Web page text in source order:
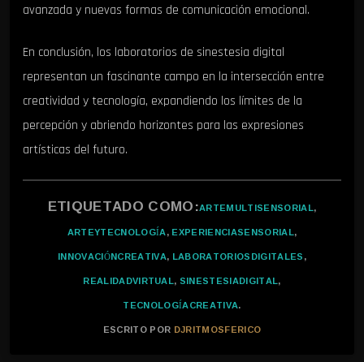
avanzada y nuevas formas de comunicación emocional.
En conclusión, los laboratorios de sinestesia digital
representan un fascinante campo en la intersección entre
creatividad y tecnología, expandiendo los límites de la
percepción y abriendo horizontes para las expresiones
artísticas del futuro.
ETIQUETADO COMO:ARTEMULTISENSORIAL,
ARTEYTECNOLOGÍA,EXPERIENCIASENSORIAL,
INNOVACIÓNCREATIVA, LABORATORIOSDIGITALES,
REALIDADVIRTUAL,SINESTESIADIGITAL,
TECNOLOGÍACREATIVA.
ESCRITO POR DJRITMOSFERICO